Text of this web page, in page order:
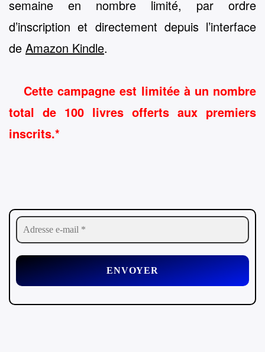
semaine en nombre limité, par ordre
d’inscription et directement depuis l’interface
de Amazon Kindle.
Cette campagne est limitée à un nombre
total de 100 livres offerts aux premiers
inscrits.*